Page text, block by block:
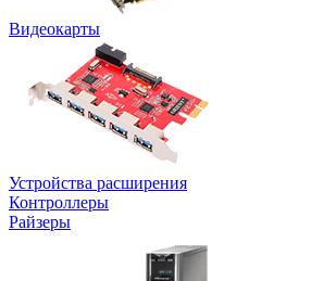
Видеокарты
Устройства расширения
Контроллеры
Райзеры